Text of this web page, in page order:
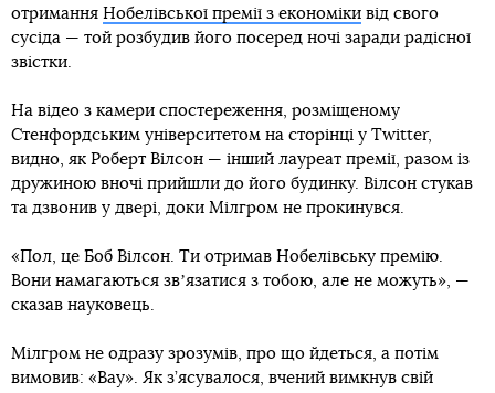
отримання Нобелівської премії з економіки від свого
сусіда — той розбудив його посеред ночі заради радісної
звістки.
На відео з камери спостереження, розміщеному
Стенфордським університетом на сторінці у Twitter,
видно, як Роберт Вілсон — інший лауреат премії, разом із
дружиною вночі прийшли до його будинку. Вілсон стукав
та дзвонив у двері, доки Мілгром не прокинувся.
«Пол, це Боб Вілсон. Ти отримав Нобелівську премію.
Вони намагаються звʼязатися з тобою, але не можуть», —
сказав науковець.
Мілгром не одразу зрозумів, про що йдеться, а потім
вимовив: «Вау». Як з’ясувалося, вчений вимкнув свій